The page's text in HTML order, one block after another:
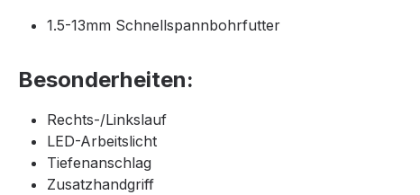
1.5-13mm Schnellspannbohrfutter
Besonderheiten:
Rechts-/​Linkslauf
LED-Arbeitslicht
Tiefenanschlag
Zusatzhandgriff